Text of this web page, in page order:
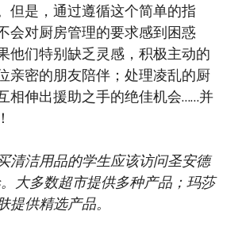
但是，通过遵循这个简单的指
会对厨房管理的要求感到困惑
他们特别缺乏灵感，积极主动的
亲密的朋友陪伴；处理凌乱的厨
相伸出援助之手的绝佳机会……并
清洁用品的学生应该访问圣安德
大多数超市提供多种产品；玛莎
提供精选产品。